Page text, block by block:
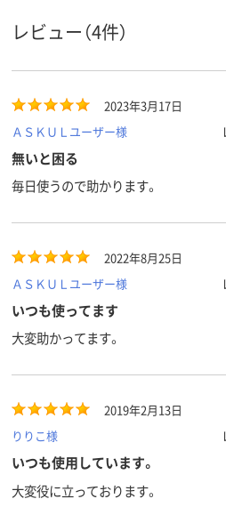
レビュー（4件）
2023年3月17日
ＡＳＫＵＬユーザー様
無いと困る
毎日使うので助かります。
2022年8月25日
ＡＳＫＵＬユーザー様
いつも使ってます
大変助かってます。
2019年2月13日
りりこ様
いつも使用しています。
大変役に立っております。